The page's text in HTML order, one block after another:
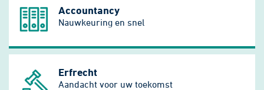
Accountancy
Nauwkeuring en snel
Erfrecht
Aandacht voor uw toekomst